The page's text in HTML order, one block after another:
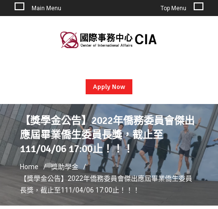
Main Menu Top Menu
Apply Now
【獎學金公告】2022年僑務委員會傑出
應屆畢業僑生委員長獎，截止至
111/04/06 17:00止！！！
Home
獎助學金
【獎學金公告】2022年僑務委員會傑出應屆畢業僑生委員
長獎，截止至111/04/06 17:00止！！！